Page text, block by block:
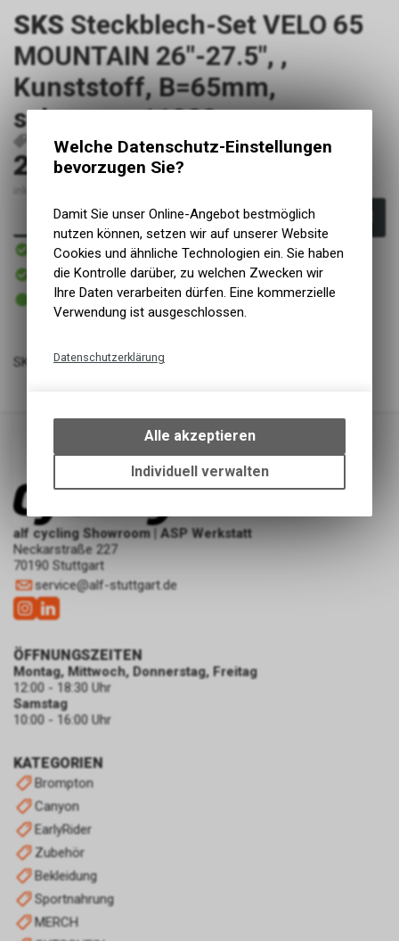
SKS Steckblech-Set VELO 65
MOUNTAIN 26"-27.5", ,
Kunststoff, B=65mm,
schwarz, , 11020
P1764 11020 4002556528935
24,99EUR
In den Warenkorb
Innerhalb von 1-2 Tagen
Versand
In Kürze abholbereit
Abholung alf cycling Showroom | ASP Werkstatt
2 - 5 Tage ab eigenem Lager
Abholung alf cycling Silberburgstraße
SKS Steckschutzblechgarnitur Velo 65 Mountain 26" schwarz
alf cycling Showroom | ASP Werkstatt
Neckarstraße 227
70190 Stuttgart
service@alf-stuttgart.de
KATEGORIEN
Brompton
Canyon
EarlyRider
Zubehör
Bekleidung
Sportnahrung
MERCH
ÖFFNUNGSZEITEN
Montag, Mittwoch, Donnerstag, Freitag
12:00 - 18:30 Uhr
Samstag
10:00 - 16:00 Uhr
Welche Datenschutz-Einstellungen
bevorzugen Sie?
Damit Sie unser Online-Angebot bestmöglich
nutzen können, setzen wir auf unserer Website
Cookies und ähnliche Technologien ein. Sie haben
die Kontrolle darüber, zu welchen Zwecken wir
Ihre Daten verarbeiten dürfen. Eine kommerzielle
Verwendung ist ausgeschlossen.
Datenschutzerklärung
bestimmte Interaktionen und
Einstellungen auf Ihrem Gerät,
um die grundlegenden
Funktionen unseres Online-
des Warenkorbs, zu
ermöglichen. Bitte beachten Sie,
keinerlei Rückschlüsse auf Ihre
Alle akzeptieren
Individuell verwalten